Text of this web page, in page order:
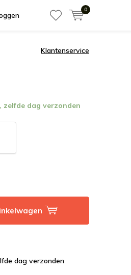
0
Klantenservice
zelfde dag verzonden
dag verzonden